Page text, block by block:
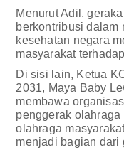
Menurut Adil,
berkontribusi dalam
kesehatan negara
masyarakat
Di sisi lain, Ketua
2031, Maya Baby
membawa
penggerak
olahraga
menjadi bagian dari